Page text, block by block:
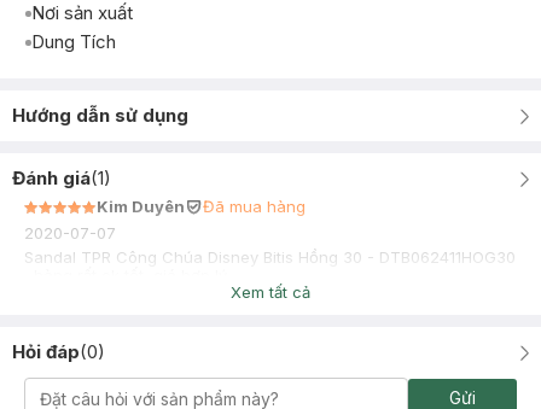
Nơi sản xuất
Dung Tích
Hướng dẫn sử dụng
Đánh giá(1)
Kim Duyên
Đã mua hàng
2020-07-07
Sandal TPR Công Chúa Disney Bitis Hồng 30 - DTB062411HOG30
Xem tất cả
Hỏi đáp(0)
Gửi